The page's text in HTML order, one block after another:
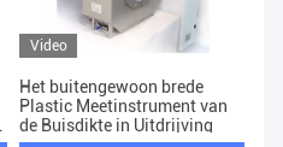
Video
Het buitengewoon brede
Plastic Meetinstrument van
de Buisdikte in Uitdrijving